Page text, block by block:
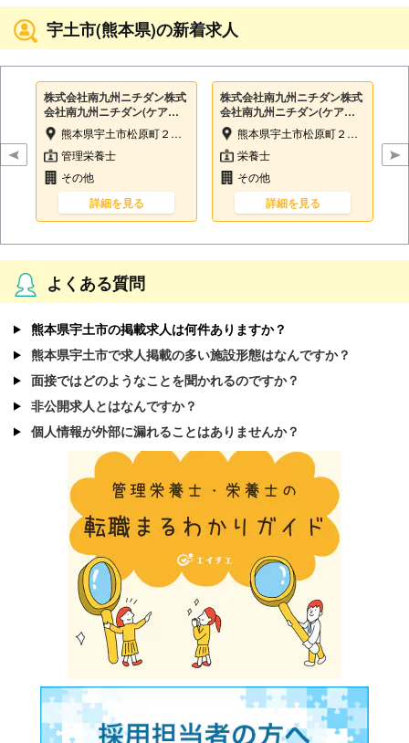
宇土市(熊本県)の新着求人
株式会社南九州ニチダン株式
会社南九州ニチダン(ケアプ
ラザ宇土内)
熊本県宇土市松原町２４３
管理栄養士
その他
詳細を見る
株式会社南九州ニチダン株式
会社南九州ニチダン(ケアプ
ラザ宇土内)
熊本県宇土市松原町２４３
栄養士
その他
詳細を見る
よくある質問
熊本県宇土市の掲載求人は何件ありますか？
熊本県宇土市で求人掲載の多い施設形態はなんですか？
面接ではどのようなことを聞かれるのですか？
非公開求人とはなんですか？
個人情報が外部に漏れることはありませんか？